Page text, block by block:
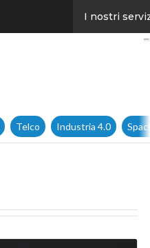
I nostri
Telco Industria 4.0